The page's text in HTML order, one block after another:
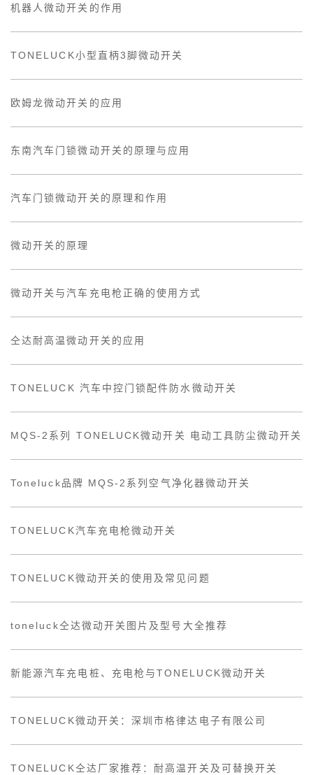
机器人微动开关的作用
TONELUCK小型直柄3脚微动开关
欧姆龙微动开关的应用
东南汽车门锁微动开关的原理与应用
汽车门锁微动开关的原理和作用
微动开关的原理
微动开关与汽车充电枪正确的使用方式
仝达耐高温微动开关的应用
TONELUCK 汽车中控门锁配件防水微动开关
MQS-2系列 TONELUCK微动开关 电动工具防尘微动开关
Toneluck品牌 MQS-2系列空气净化器微动开关
TONELUCK汽车充电枪微动开关
TONELUCK微动开关的使用及常见问题
toneluck仝达微动开关图片及型号大全推荐
新能源汽车充电桩、充电枪与TONELUCK微动开关
TONELUCK微动开关：深圳市格律达电子有限公司
TONELUCK仝达厂家推荐：耐高温开关及可替换开关